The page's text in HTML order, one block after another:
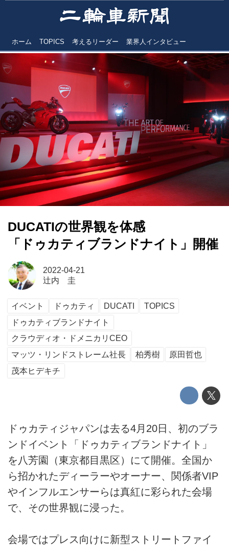
ホーム TOPICS 考えるリーダー 業界人インタビュー
DUCATIの世界観を体感
「ドゥカティブランドナイト」開催
2022-04-21
辻内 圭
イベント ドゥカティ DUCATI
TOPICS
ドゥカティブランドナイト
クラウディオ・ドメニカリCEO
マッツ・リンドストレーム社長
柏秀樹
原田哲也
茂本ヒデキチ
ドゥカティジャパンは去る4月20日、初のブラ
ンドイベント「ドゥカティブランドナイト」
を八芳園（東京都目黒区）にて開催。全国か
ら招かれたディーラーやオーナー、関係者VIP
やインフルエンサーらは真紅に彩られた会場
で、その世界観に浸った。
会場ではプレス向けに新型ストリートファイ